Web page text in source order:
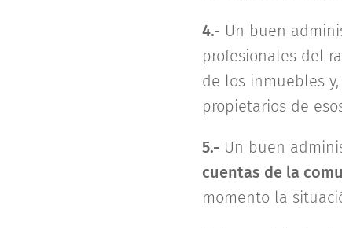
4.- Un buen
profesionales del
de los inmuebles
propietarios de
5.- Un buen
cuentas de la
momento la